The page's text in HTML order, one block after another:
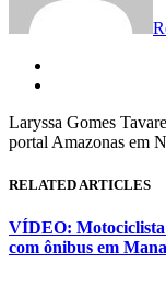
Laryssa Gomes
portal Amazonas em
RELATED ARTICLES
VÍDEO: Motociclista
com ônibus em